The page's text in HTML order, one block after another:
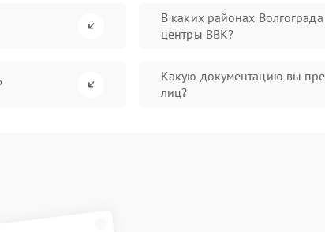
В каких районах
центры BBK?
Какую документацию вы
лиц?